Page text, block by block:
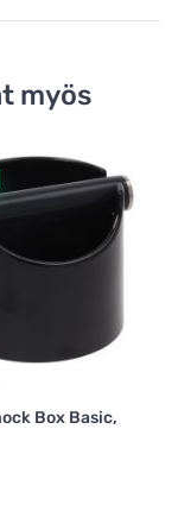
myös
Box Basic,